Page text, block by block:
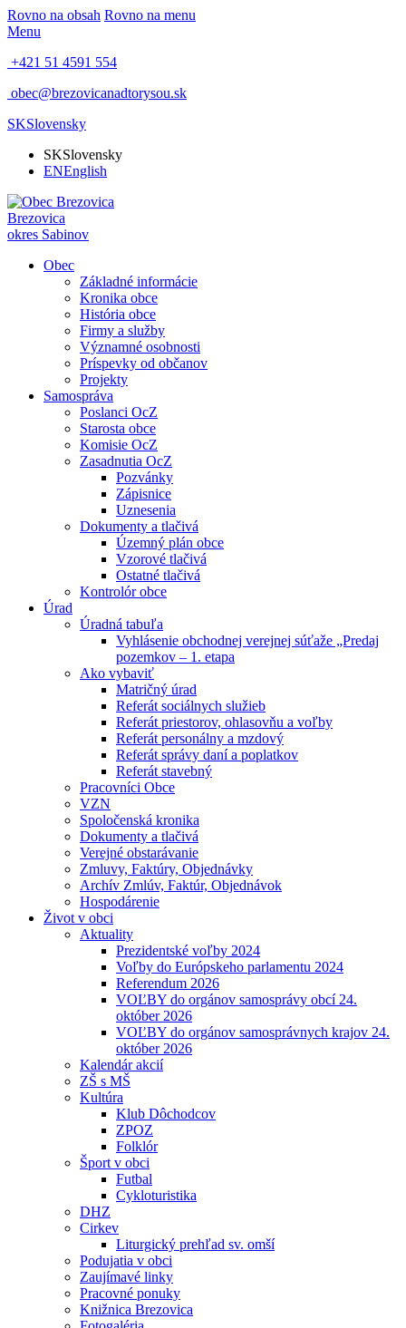
Rovno na obsah Rovno na menu
Menu
+421 51 4591 554
obec@brezovicanadtorysou.sk
SKSlovensky
SKSlovensky
ENEnglish
Brezovica
okres Sabinov
Obec
Základné informácie
Kronika obce
História obce
Firmy a služby
Významné osobnosti
Príspevky od občanov
Projekty
Samospráva
Poslanci OcZ
Starosta obce
Komisie OcZ
Zasadnutia OcZ
Pozvánky
Zápisnice
Uznesenia
Dokumenty a tlačivá
Územný plán obce
Vzorové tlačivá
Ostatné tlačivá
Kontrolór obce
Úrad
Úradná tabuľa
Vyhlásenie obchodnej verejnej súťaže „Predaj
pozemkov – 1. etapa
Ako vybaviť
Matričný úrad
Referát sociálnych služieb
Referát priestorov, ohlasovňu a voľby
Referát personálny a mzdový
Referát správy daní a poplatkov
Referát stavebný
Pracovníci Obce
VZN
Spoločenská kronika
Dokumenty a tlačivá
Verejné obstarávanie
Zmluvy, Faktúry, Objednávky
Archív Zmlúv, Faktúr, Objednávok
Hospodárenie
Život v obci
Aktuality
Prezidentské voľby 2024
Voľby do Európskeho parlamentu 2024
Referendum 2026
VOĽBY do orgánov samosprávy obcí 24.
október 2026
VOĽBY do orgánov samosprávnych krajov 24.
október 2026
Kalendár akcií
ZŠ s MŠ
Kultúra
Klub Dôchodcov
ZPOZ
Folklór
Šport v obci
Futbal
Cykloturistika
DHZ
Cirkev
Liturgický prehľad sv. omší
Podujatia v obci
Zaujímavé linky
Pracovné ponuky
Knižnica Brezovica